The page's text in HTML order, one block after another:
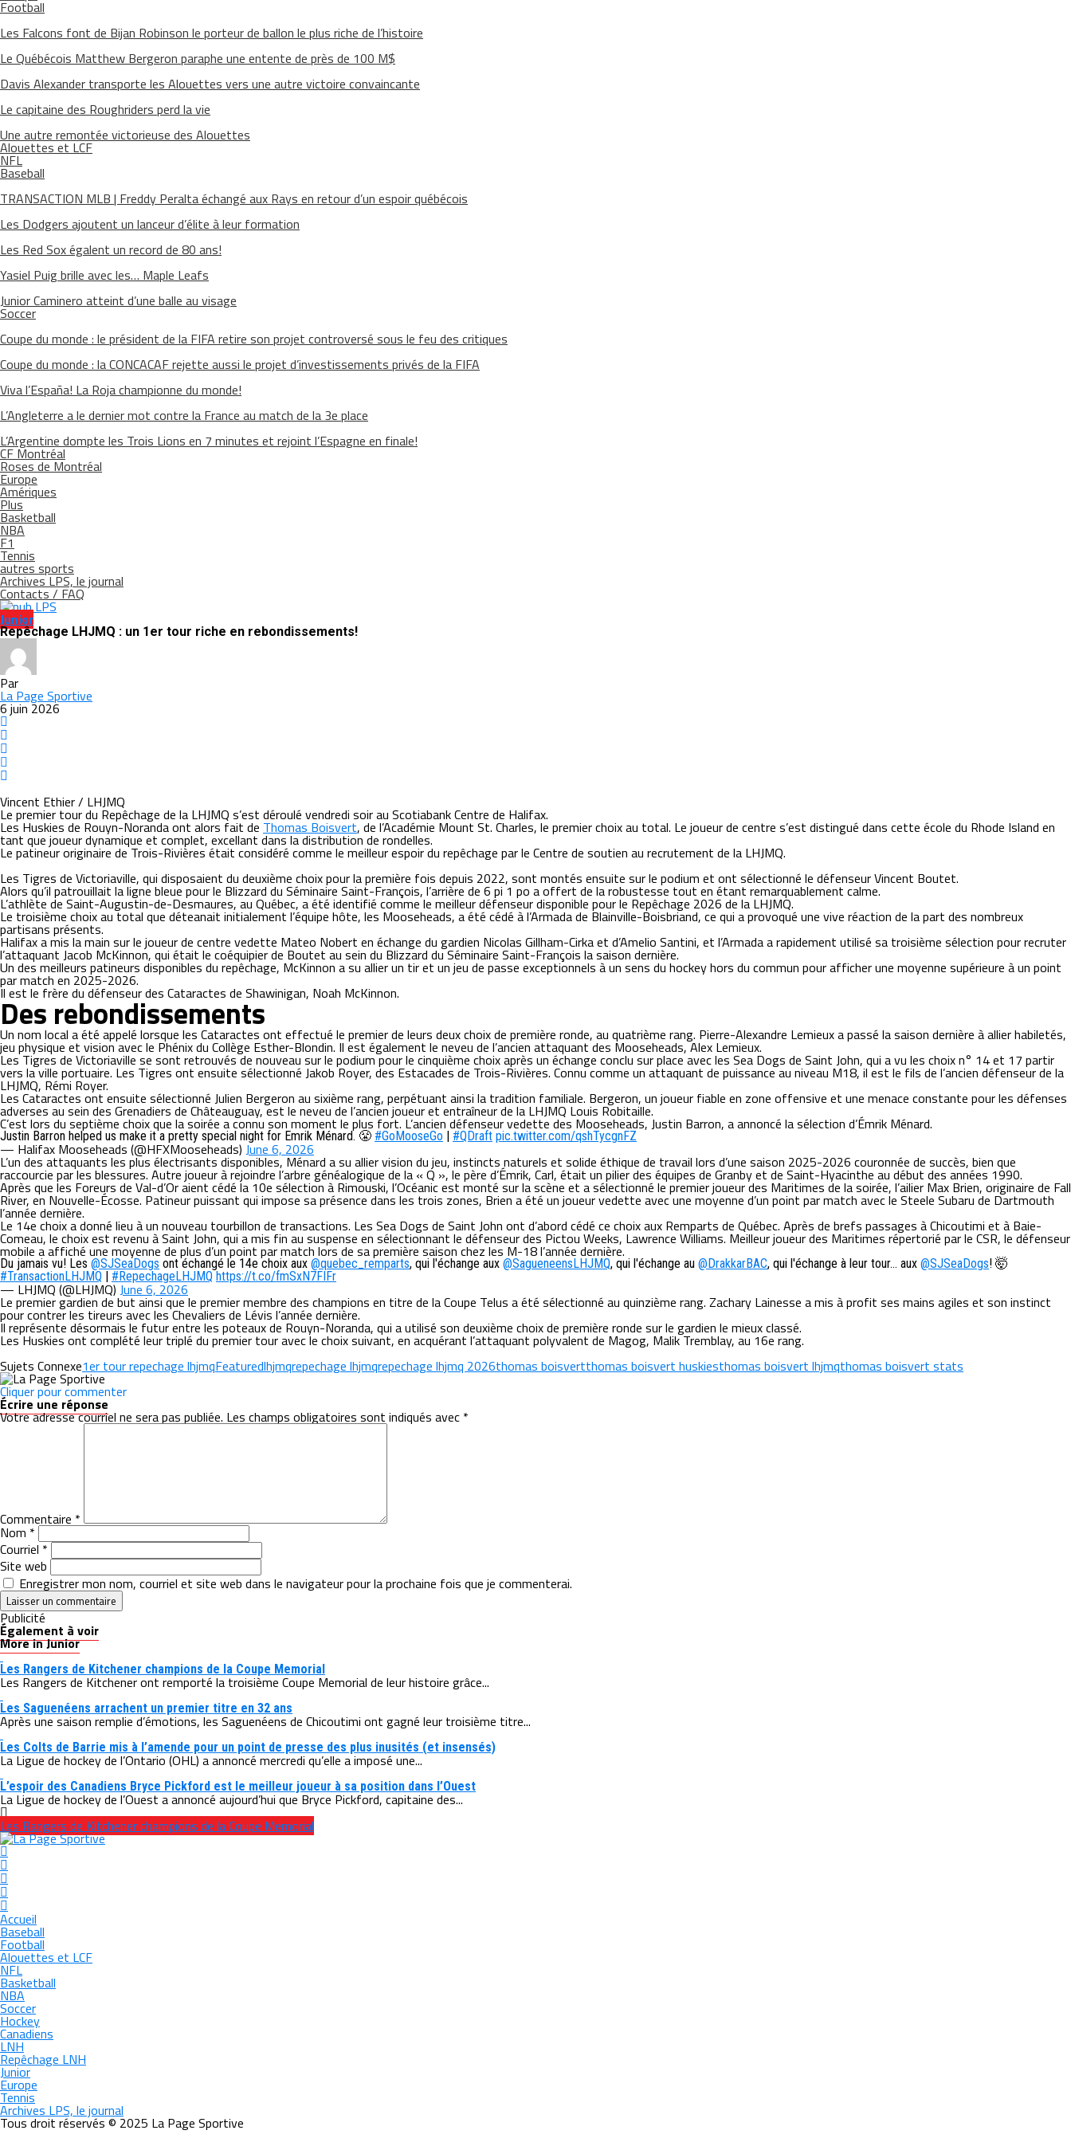
Football
Les Falcons font de Bijan Robinson le porteur de ballon le plus riche de l’histoire
Le Québécois Matthew Bergeron paraphe une entente de près de 100 M$
Davis Alexander transporte les Alouettes vers une autre victoire convaincante
Le capitaine des Roughriders perd la vie
Une autre remontée victorieuse des Alouettes
Alouettes et LCF
NFL
Baseball
TRANSACTION MLB | Freddy Peralta échangé aux Rays en retour d’un espoir québécois
Les Dodgers ajoutent un lanceur d’élite à leur formation
Les Red Sox égalent un record de 80 ans!
Yasiel Puig brille avec les… Maple Leafs
Junior Caminero atteint d’une balle au visage
Soccer
Coupe du monde : le président de la FIFA retire son projet controversé sous le feu des critiques
Coupe du monde : la CONCACAF rejette aussi le projet d’investissements privés de la FIFA
Viva l’España! La Roja championne du monde!
L’Angleterre a le dernier mot contre la France au match de la 3e place
L’Argentine dompte les Trois Lions en 7 minutes et rejoint l’Espagne en finale!
CF Montréal
Roses de Montréal
Europe
Amériques
Plus
Basketball
NBA
F1
Tennis
autres sports
Archives LPS, le journal
Contacts / FAQ
Junior
Repêchage LHJMQ : un 1er tour riche en rebondissements!
Par
La Page Sportive
6 juin 2026
Vincent Ethier / LHJMQ
Le premier tour du Repêchage de la LHJMQ s’est déroulé vendredi soir au Scotiabank Centre de Halifax.
Les Huskies de Rouyn-Noranda ont alors fait de Thomas Boisvert, de l’Académie Mount St. Charles, le premier choix au total. Le joueur de centre s’est distingué dans cette école du Rhode Island en
tant que joueur dynamique et complet, excellant dans la distribution de rondelles.
Le patineur originaire de Trois-Rivières était considéré comme le meilleur espoir du repêchage par le Centre de soutien au recrutement de la LHJMQ.
Les Tigres de Victoriaville, qui disposaient du deuxième choix pour la première fois depuis 2022, sont montés ensuite sur le podium et ont sélectionné le défenseur Vincent Boutet.
Alors qu’il patrouillait la ligne bleue pour le Blizzard du Séminaire Saint-François, l’arrière de 6 pi 1 po a offert de la robustesse tout en étant remarquablement calme.
L’athlète de Saint-Augustin-de-Desmaures, au Québec, a été identifié comme le meilleur défenseur disponible pour le Repêchage 2026 de la LHJMQ.
Le troisième choix au total que déteanait initialement l’équipe hôte, les Mooseheads, a été cédé à l’Armada de Blainville-Boisbriand, ce qui a provoqué une vive réaction de la part des nombreux
partisans présents.
Halifax a mis la main sur le joueur de centre vedette Mateo Nobert en échange du gardien Nicolas Gillham-Cirka et d’Amelio Santini, et l’Armada a rapidement utilisé sa troisième sélection pour recruter
l’attaquant Jacob McKinnon, qui était le coéquipier de Boutet au sein du Blizzard du Séminaire Saint-François la saison dernière.
Un des meilleurs patineurs disponibles du repêchage, McKinnon a su allier un tir et un jeu de passe exceptionnels à un sens du hockey hors du commun pour afficher une moyenne supérieure à un point
par match en 2025-2026.
Il est le frère du défenseur des Cataractes de Shawinigan, Noah McKinnon.
Des rebondissements
Un nom local a été appelé lorsque les Cataractes ont effectué le premier de leurs deux choix de première ronde, au quatrième rang. Pierre-Alexandre Lemieux a passé la saison dernière à allier habiletés,
jeu physique et vision avec le Phénix du Collège Esther-Blondin. Il est également le neveu de l’ancien attaquant des Mooseheads, Alex Lemieux.
Les Tigres de Victoriaville se sont retrouvés de nouveau sur le podium pour le cinquième choix après un échange conclu sur place avec les Sea Dogs de Saint John, qui a vu les choix n° 14 et 17 partir
vers la ville portuaire. Les Tigres ont ensuite sélectionné Jakob Royer, des Estacades de Trois-Rivières. Connu comme un attaquant de puissance au niveau M18, il est le fils de l’ancien défenseur de la
LHJMQ, Rémi Royer.
Les Cataractes ont ensuite sélectionné Julien Bergeron au sixième rang, perpétuant ainsi la tradition familiale. Bergeron, un joueur fiable en zone offensive et une menace constante pour les défenses
adverses au sein des Grenadiers de Châteauguay, est le neveu de l’ancien joueur et entraîneur de la LHJMQ Louis Robitaille.
C’est lors du septième choix que la soirée a connu son moment le plus fort. L’ancien défenseur vedette des Mooseheads, Justin Barron, a annoncé la sélection d’Émrik Ménard.
Justin Barron helped us make it a pretty special night for Emrik Ménard. 😤 #GoMooseGo | #QDraft pic.twitter.com/qshTycgnFZ
— Halifax Mooseheads (@HFXMooseheads) June 6, 2026
L’un des attaquants les plus électrisants disponibles, Ménard a su allier vision du jeu, instincts naturels et solide éthique de travail lors d’une saison 2025-2026 couronnée de succès, bien que
raccourcie par les blessures. Autre joueur à rejoindre l’arbre généalogique de la « Q », le père d’Émrik, Carl, était un pilier des équipes de Granby et de Saint-Hyacinthe au début des années 1990.
Après que les Foreurs de Val-d’Or aient cédé la 10e sélection à Rimouski, l’Océanic est monté sur la scène et a sélectionné le premier joueur des Maritimes de la soirée, l’ailier Max Brien, originaire de Fall
River, en Nouvelle-Écosse. Patineur puissant qui impose sa présence dans les trois zones, Brien a été un joueur vedette avec une moyenne d’un point par match avec le Steele Subaru de Dartmouth
l’année dernière.
Le 14e choix a donné lieu à un nouveau tourbillon de transactions. Les Sea Dogs de Saint John ont d’abord cédé ce choix aux Remparts de Québec. Après de brefs passages à Chicoutimi et à Baie-
Comeau, le choix est revenu à Saint John, qui a mis fin au suspense en sélectionnant le défenseur des Pictou Weeks, Lawrence Williams. Meilleur joueur des Maritimes répertorié par le CSR, le défenseur
mobile a affiché une moyenne de plus d’un point par match lors de sa première saison chez les M-18 l’année dernière.
Du jamais vu! Les @SJSeaDogs ont échangé le 14e choix aux @quebec_remparts, qui l'échange aux @SagueneensLHJMQ, qui l'échange au @DrakkarBAC, qui l'échange à leur tour… aux @SJSeaDogs! 🤯
#TransactionLHJMQ | #RepechageLHJMQ https://t.co/fmSxN7FIFr
— LHJMQ (@LHJMQ) June 6, 2026
Le premier gardien de but ainsi que le premier membre des champions en titre de la Coupe Telus a été sélectionné au quinzième rang. Zachary Lainesse a mis à profit ses mains agiles et son instinct
pour contrer les tireurs avec les Chevaliers de Lévis l’année dernière.
Il représente désormais le futur entre les poteaux de Rouyn-Noranda, qui a utilisé son deuxième choix de première ronde sur le gardien le mieux classé.
Les Huskies ont complété leur triplé du premier tour avec le choix suivant, en acquérant l’attaquant polyvalent de Magog, Malik Tremblay, au 16e rang.
Sujets Connexe1er tour repechage lhjmqFeaturedlhjmqrepechage lhjmqrepechage lhjmq 2026thomas boisvertthomas boisvert huskiesthomas boisvert lhjmqthomas boisvert stats
Cliquer pour commenter
Écrire une réponse
Votre adresse courriel ne sera pas publiée. Les champs obligatoires sont indiqués avec *
Commentaire *
Nom *
Courriel *
Site web
Enregistrer mon nom, courriel et site web dans le navigateur pour la prochaine fois que je commenterai.
Publicité
Également à voir
More in Junior
Les Rangers de Kitchener champions de la Coupe Memorial
Les Rangers de Kitchener ont remporté la troisième Coupe Memorial de leur histoire grâce...
Les Saguenéens arrachent un premier titre en 32 ans
Après une saison remplie d’émotions, les Saguenéens de Chicoutimi ont gagné leur troisième titre...
Les Colts de Barrie mis à l’amende pour un point de presse des plus inusités (et insensés)
La Ligue de hockey de l’Ontario (OHL) a annoncé mercredi qu’elle a imposé une...
L’espoir des Canadiens Bryce Pickford est le meilleur joueur à sa position dans l’Ouest
La Ligue de hockey de l’Ouest a annoncé aujourd’hui que Bryce Pickford, capitaine des...
Les Rangers de Kitchener champions de la Coupe Memorial
Accueil
Baseball
Football
Alouettes et LCF
NFL
Basketball
NBA
Soccer
Hockey
Canadiens
LNH
Repêchage LNH
Junior
Europe
Tennis
Archives LPS, le journal
Tous droit réservés © 2025 La Page Sportive